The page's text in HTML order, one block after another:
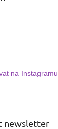
na Instagramu
newsletter